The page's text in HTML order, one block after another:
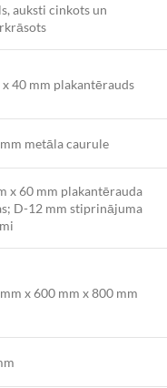
auksti cinkots un
x 40 mm plakantērauds
metāla caurule
x 60 mm plakantērauda
D-12 mm stiprinājuma
x 600 mm x 800 mm